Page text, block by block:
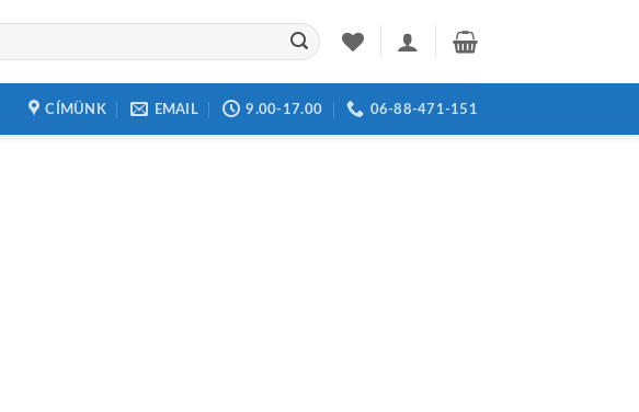
CÍMÜNK EMAIL 9.00-17.00 06-88-471-151